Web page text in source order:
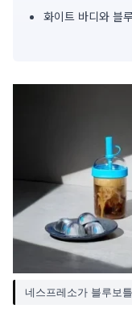
화이트 바디와 블
네스프레소가 블루보